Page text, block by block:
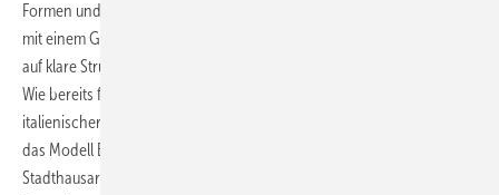
Formen und klaren Geometrien überzeugt, verkörpert die Design Line
mit einem Glasoptikrahmen stilvolle Raffinesse. Die Classic Line setzt
auf klare Strukturen, technisch ergibt sich ein geringer Druckverlust.
Wie bereits frühere Modelle tragen auch die neuen Varianten Namen
italienischer Städte: Milano und Bologna. Mit floralem Lochmuster ist
das Modell Bologna von einer klassischen Villen- und
Stadthausarchitektur inspiriert und empfiehlt sich besonders für